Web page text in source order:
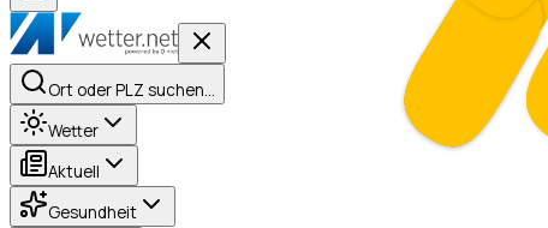
Ort oder PLZ suchen…
Wetter
Aktuell
Gesundheit